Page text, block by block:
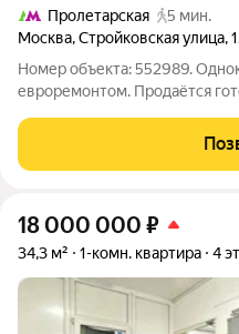
Пролетарская
5 мин.
Москва,Стройковская улица,
Номер объекта: 552989.
евроремонтом. Продаётся
район), рядом Покровский
/ Крестьянская Застава
18 000 000 ₽
34,3 м² 1-комн. квартира 4